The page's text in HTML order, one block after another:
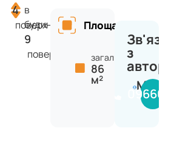
4
поверх
в
будинку
9
поверхів
Площа
загальна:
86
м²
з